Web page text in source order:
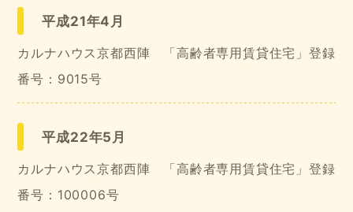
平成21年4月
カルナハウス京都西陣 「高齢者専用賃貸住宅」登録
番号：9015号
平成22年5月
カルナハウス京都西陣 「高齢者専用賃貸住宅」登録
番号：100006号